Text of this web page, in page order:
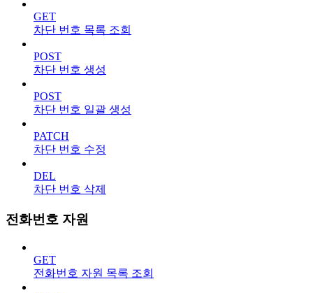
GET
차단 번호 목록 조회
POST
차단 번호 생성
POST
차단 번호 일괄 생성
PATCH
차단 번호 수정
DEL
차단 번호 삭제
전화번호 자원
GET
전화번호 자원 목록 조회